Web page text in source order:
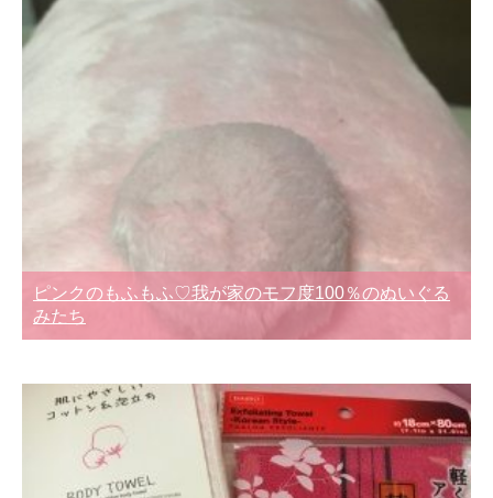
ピンクのもふもふ♡我が家のモフ度100％のぬいぐる
みたち